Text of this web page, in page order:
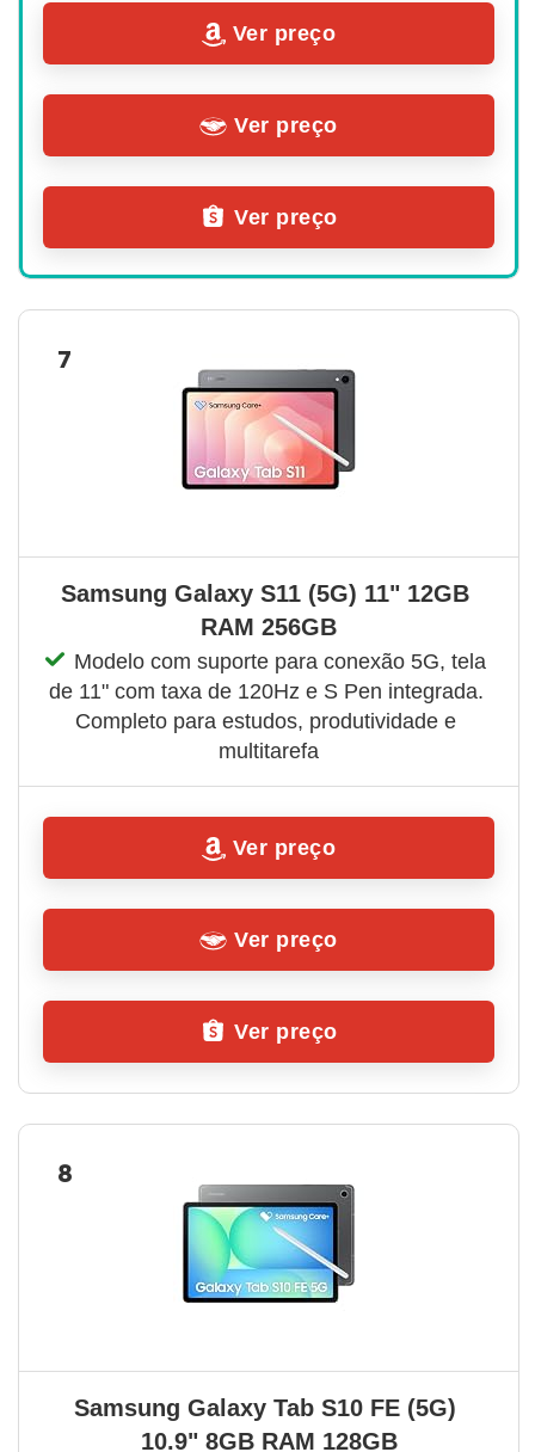
Ver preço
Ver preço
Ver preço
7
Samsung Galaxy S11 (5G) 11" 12GB
RAM 256GB
Modelo com suporte para conexão 5G, tela
de 11" com taxa de 120Hz e S Pen integrada.
Completo para estudos, produtividade e
multitarefa
Ver preço
Ver preço
Ver preço
8
Samsung Galaxy Tab S10 FE (5G)
10.9" 8GB RAM 128GB